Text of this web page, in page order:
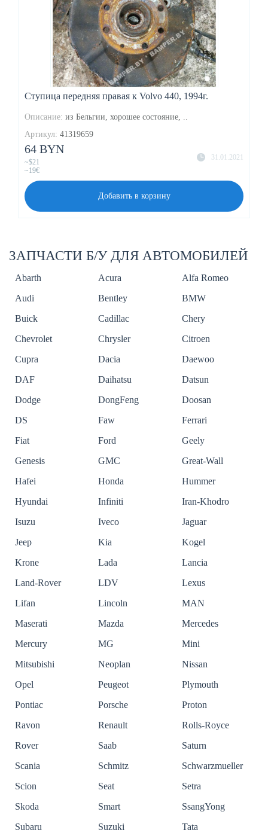
Ступица передняя правая к Volvo 440, 1994г.
Описание: из Бельгии, хорошее состояние, ..
Артикул: 41319659
31.01.2021
64 BYN
~$21
~19€
Добавить в корзину
ЗАПЧАСТИ Б/У ДЛЯ АВТОМОБИЛЕЙ
Abarth Acura
Alfa Romeo
Audi
Bentley
BMW
Buick
Cadillac
Chery
Chevrolet
Chrysler
Citroen
Cupra
Dacia
Daewoo
DAF
Daihatsu
Datsun
Dodge
DongFeng
Doosan
DS
Faw
Ferrari
Fiat
Ford
Geely
Genesis
GMC
Great-Wall
Hafei
Honda
Hummer
Hyundai
Infiniti
Iran-Khodro
Isuzu
Iveco
Jaguar
Jeep
Kia
Kogel
Krone
Lada
Lancia
Land-Rover
LDV
Lexus
Lifan
Lincoln
MAN
Maserati
Mazda
Mercedes
Mercury
MG
Mini
Mitsubishi
Neoplan
Nissan
Opel
Peugeot
Plymouth
Pontiac
Porsche
Proton
Ravon
Renault
Rolls-Royce
Rover
Saab
Saturn
Scania
Schmitz
Schwarzmueller
Scion
Seat
Setra
Skoda
Smart
SsangYong
Subaru
Suzuki
Tata